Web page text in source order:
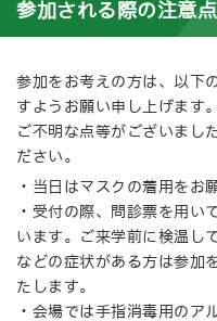
参加される際の注意点
参加をお考えの方は、以下
すようお願い申し上げます。
ご不明な点等がございまし
ださい。
・当日はマスクの着用をお
・受付の際、問診票を用い
います。ご来学前に検温し
などの症状がある方は参加
たします。
・会場では手指消毒用のア